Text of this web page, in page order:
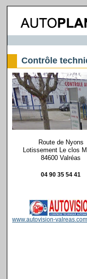
Contrôle
Route de Nyons
Lotissement Le clos
84600 Valréas
04 90 35 54 41
www.autovision-valreas.com